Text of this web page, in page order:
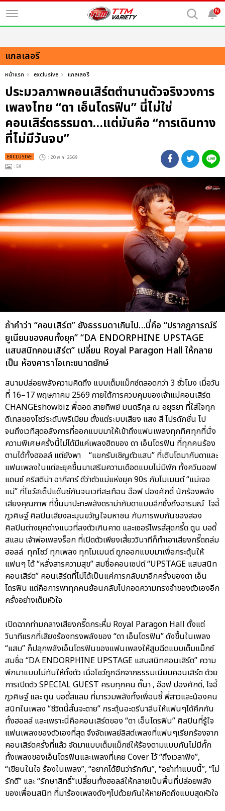
N
แกลเลอรี
หน้าแรก exclusive แกลเลอรี
ประมวลภาพคอนเสิร์ตตำนานตัวจริงวงการ
เพลงไทย “ดา เอ็นโดรฟิน” นี่ไม่ใช่
คอนเสิร์ตธรรมดา…แต่มันคือ “การเดินทาง
ที่ไม่มีวันจบ”
EXCLUSIVE : 20 พ.ค. 2569
: 59
ถ้าคำว่า “คอนเสิร์ต” ยังธรรมดาเกินไป…นี่คือ “ปรากฏการณ์รี
ยูเนียนของคนทั้งยุค” “DA ENDORPHINE UPSTAGE
แสบสนิทคอนเสิร์ต” เปลี่ยน Royal Paragon Hall ให้กลาย
เป็น ห้องคาราโอเกะขนาดยักษ์
สนามปล่อยพลังความคิดถึง แบบเต็มแม็กซ์ตลอดกว่า 3 ชั่วโมง เมื่อวัน
ที่ 16–17 พฤษภาคม 2569 ภายใต้การควบคุมของเจ้าแม่คอนเสิร์ต
CHANGEshowbiz พี่ฉอด สายทิพย์ มนตรีกุล ณ อยุธยา ที่ใส่ใจทุก
ดีเทลของโชว์ระดับพรีเมียม ตั้งแต่ระบบเสียง แสง สี โปรดักชั่น ไป
จนถึงเวทีสุดอลังการที่ออกแบบมาให้เข้าถึงแฟนเพลงทุกทิศทุกที่นั่ง
ความพิเศษครั้งนี้ไม่ได้มีแค่เพลงฮิตของ ดา เอ็นโดรฟิน ที่ทุกคนร้อง
ตามได้ทั้งฮอลล์ แต่ยังพา “แขกรับเชิญตัวแสบ” ที่เติบโตมากับดาและ
แฟนเพลงในแต่ละยุคขึ้นมาเสริมความเดือดแบบไม่มีพัก ทั้งควีนออฟ
แดนซ์ คริสติน่า อากีลาร์ ดีว่าตัวแม่แห่งยุค 90s กับโมเมนต์ “แม่เจอ
แม่” ที่โชว์สเต็ปแด๊นซ์กันจนเวทีสะเทือน อ๊อฟ ปองศักดิ์ นักร้องพลัง
เสียงคุณภาพ ที่ขึ้นมาปะทะพลังดราม่ากับดาแบบลึกซึ้งถึงอารมณ์ โจอี้
ภูวศิษฐ์ ศิลปินเสียงละมุนขวัญใจมหาชน กับการพบกันของสอง
ศิลปินต่างยุคต่างแนวที่ลงตัวเกินคาด และเซอร์ไพรส์สุดกรี๊ด ตูน บอดี้
สแลม เจ้าพ่อเพลงร็อก ที่เปิดตัวเพียงเสี้ยววินาทีก็ทำเอาเสียงกรี๊ดถล่ม
ฮอลล์ ทุกโชว์ ทุกเพลง ทุกโมเมนต์ ถูกออกแบบมาเพื่อกระตุ้นให้
แฟนๆ ได้ “หลั่งสารความสุข” สมชื่อคอนเซปต์ “UPSTAGE แสบสนิท
คอนเสิร์ต” คอนเสิร์ตที่ไม่ได้เป็นแค่การกลับมาอีกครั้งของดา เอ็น
โดรฟิน แต่คือการพาทุกคนย้อนกลับไปกอดความทรงจำของตัวเองอีก
ครั้งอย่างเต็มหัวใจ
เปิดฉากท่ามกลางเสียงกรี๊ดกระหึ่ม Royal Paragon Hall ตั้งแต่
วินาทีแรกที่เสียงร้องทรงพลังของ “ดา เอ็นโดรฟิน” ดังขึ้นในเพลง
“แสบ” ก็ปลุกพลังเอ็นโดรฟินของแฟนเพลงให้สูบฉีดแบบเต็มแม็กซ์
สมชื่อ “DA ENDORPHINE UPSTAGE แสบสนิทคอนเสิร์ต” ความ
พีกมาแบบไม่ทันให้ตั้งตัว เมื่อโชว์ถูกฉีกจากธรรมเนียมคอนเสิร์ต ด้วย
การเปิดตัว SPECIAL GUEST ครบทุกคน ติ๊นา , อ๊อฟ ปองศักดิ์, โจอี้
ภูวศิษฐ์ และ ตูน บอดี้สแลม ที่มารวมพลังทั้งเพื่อนซี้ พี่สาวและน้องคน
สนิทในเพลง “ชีวิตนี้สั้นจะตาย” กระตุ้นอะดรีนาลีนให้แฟนๆได้คึกกัน
ทั้งฮอลล์ และเพราะนี่คือคอนเสิร์ตของ “ดา เอ็นโดรฟิน” ศิลปินที่รู้ใจ
แฟนเพลงของตัวเองที่สุด จึงจัดเพลย์ลิสต์เพลงที่แฟนๆเรียกร้องจาก
คอนเสิร์ตครั้งที่แล้ว จัดมาแบบเต็มแม็กซ์ให้ร้องตามแบบกันไม่มีกั๊ก
ทั้งเพลงของเอ็นโดรฟินและเพลงที่เคย Cover ไว้ “ถึงเวลาฟัง”,
“เขียนในใจ ร้องในเพลง”, “อยากได้ยินว่ารักกัน”, “อย่าทำแบบนี้”, “ไม่
รักดี” และ “รักษาสิทธิ์”เปลี่ยนทั้งฮอลล์ให้กลายเป็นพื้นที่ปล่อยพลัง
ของเพื่อนสนิท ที่มาร้องเพลงดังๆไปด้วยกันให้หายคิดถึงแบบสุดหัวใจ